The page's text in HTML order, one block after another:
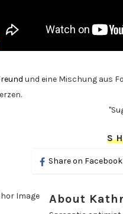
und eine Mischung aus
Share on Facebook
About